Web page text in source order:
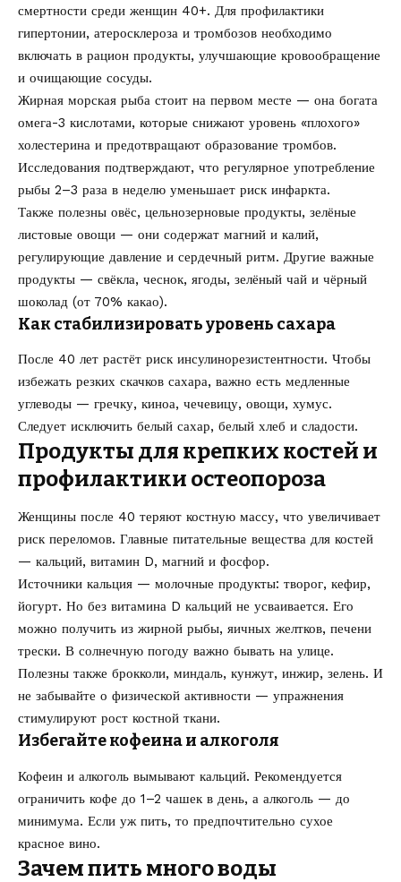
смертности среди женщин 40+. Для профилактики
гипертонии, атеросклероза и тромбозов необходимо
включать в рацион продукты, улучшающие кровообращение
и очищающие сосуды.
Жирная морская рыба стоит на первом месте — она богата
омега-3 кислотами, которые снижают уровень «плохого»
холестерина и предотвращают образование тромбов.
Исследования подтверждают, что регулярное употребление
рыбы 2–3 раза в неделю уменьшает риск инфаркта.
Также полезны овёс, цельнозерновые продукты, зелёные
листовые овощи — они содержат магний и калий,
регулирующие давление и сердечный ритм. Другие важные
продукты — свёкла, чеснок, ягоды, зелёный чай и чёрный
шоколад (от 70% какао).
Как стабилизировать уровень сахара
После 40 лет растёт риск инсулинорезистентности. Чтобы
избежать резких скачков сахара, важно есть медленные
углеводы — гречку, киноа, чечевицу, овощи, хумус.
Следует исключить белый сахар, белый хлеб и сладости.
Продукты для крепких костей и
профилактики остеопороза
Женщины после 40 теряют костную массу, что увеличивает
риск переломов. Главные питательные вещества для костей
— кальций, витамин D, магний и фосфор.
Источники кальция — молочные продукты: творог, кефир,
йогурт. Но без витамина D кальций не усваивается. Его
можно получить из жирной рыбы, яичных желтков, печени
трески. В солнечную погоду важно бывать на улице.
Полезны также брокколи, миндаль, кунжут, инжир, зелень. И
не забывайте о физической активности — упражнения
стимулируют рост костной ткани.
Избегайте кофеина и алкоголя
Кофеин и алкоголь вымывают кальций. Рекомендуется
ограничить кофе до 1–2 чашек в день, а алкоголь — до
минимума. Если уж пить, то предпочтительно сухое
красное вино.
Зачем пить много воды